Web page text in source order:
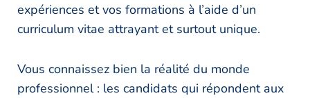
expériences et vos formations à l’aide d’un
curriculum vitae attrayant et surtout unique.
Vous connaissez bien la réalité du monde
professionnel : les candidats qui répondent aux